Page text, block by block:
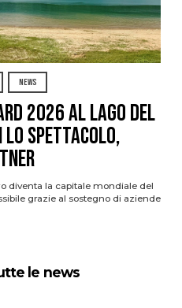
NEWS
2026 al Lago del
lo spettacolo,
diventa la capitale mondiale del
grazie al sostegno di aziende
le news